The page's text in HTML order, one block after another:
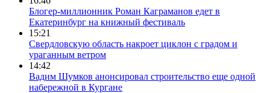
Блогер-миллионник Роман Каграманов едет в
Екатеринбург на книжный фестиваль
15:21
Свердловскую область накроет циклон с градом и
ураганным ветром
14:42
Вадим Шумков анонсировал строительство еще одной
набережной в Кургане